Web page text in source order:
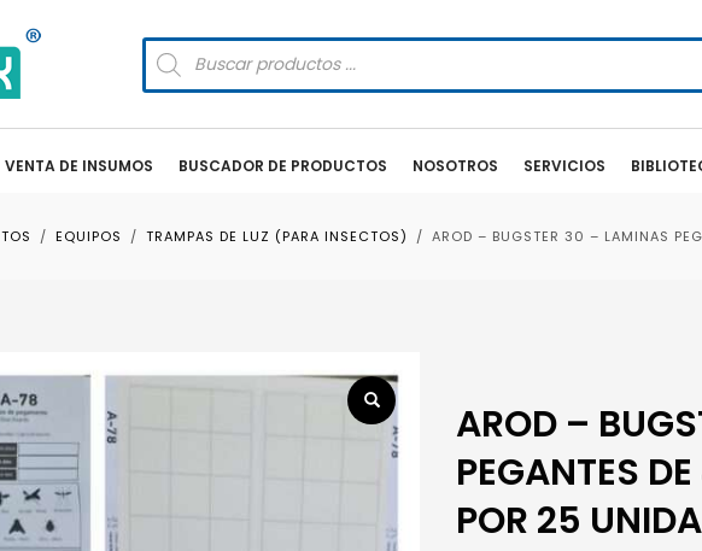
Búsqueda
de
productos
VENTA DE INSUMOS BUSCADOR DE PRODUCTOS NOSOTROS SERVICIOS
EQUIPOS TRAMPAS DE LUZ (PARA INSECTOS) AROD – BUGSTER 30 – LAMINAS
AROD –
PEGANTES
POR 25